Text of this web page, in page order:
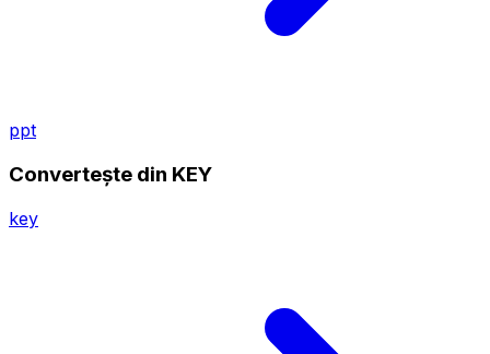
ppt
Convertește din KEY
key